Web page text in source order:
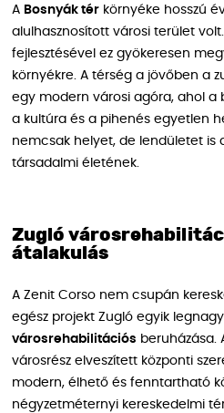
A Bosnyák tér környéke hosszú
alulhasznosított városi terület
fejlesztésével ez gyökeresen
környékre. A térség a jövőben a
egy modern városi agóra, ahol a
a kultúra és a pihenés egyetlen
nemcsak helyet, de lendületet is
társadalmi életének.
Zugló
átalakulás
A Zenit Corso nem csupán
egész projekt Zugló egyik
városrehabilitációs beruházása.
városrész elveszített központi
modern, élhető és fenntartható
négyzetméternyi kereskedelmi